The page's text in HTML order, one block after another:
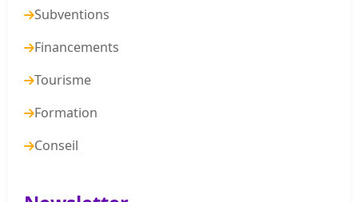
Subventions
Financements
Tourisme
Formation
Conseil